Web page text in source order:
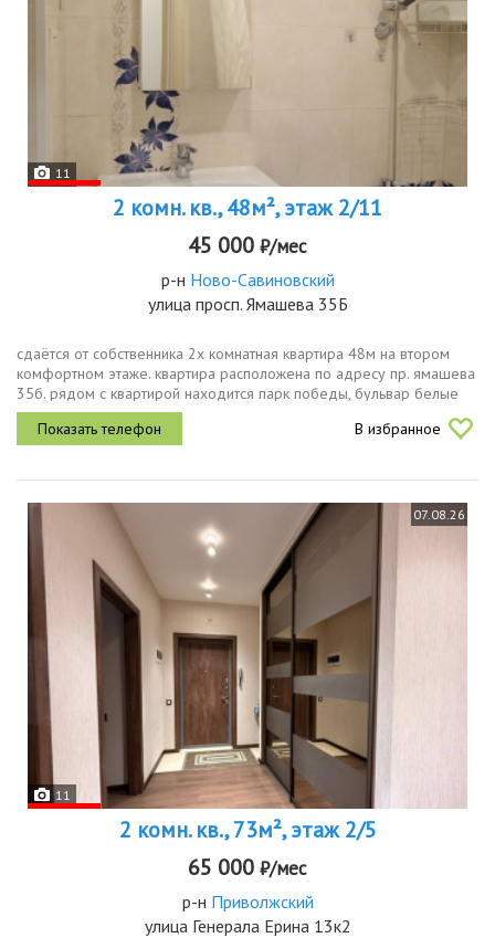
11
2 комн. кв., 48м², этаж 2/11
45 000 ₽/мес
р-н Ново-Савиновский
улица просп. Ямашева 35Б
сдаётся от собственника 2х комнатная квартира 48м на втором
комфортном этаже. квартира расположена по адресу пр. ямашева
35б. рядом с квартирой находится парк победы, бульвар белые
цветы, остановка общ транспорта. недалеко метро. в квартире
есть...
В избранное
07.08.26
11
2 комн. кв., 73м², этаж 2/5
65 000 ₽/мес
р-н Приволжский
улица Генерала Ерина 13к2